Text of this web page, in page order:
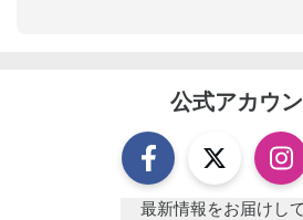
公式アカウ
最新情報をお届けし